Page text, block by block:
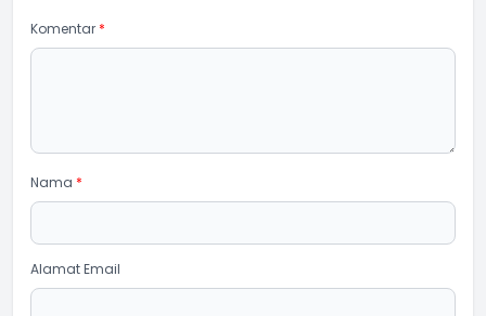
Komentar *
Nama *
Alamat Email